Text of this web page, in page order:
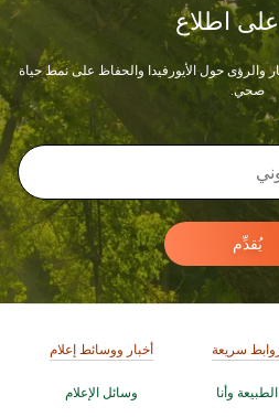
اطلاع
والرؤى حول الأيورفيدا والحفاظ على نمط حياة
صحي.
يُقدِّم
سريعة
الطبيعة وأنا
أخبار ووسائط إعلام
وسائل الإعلام